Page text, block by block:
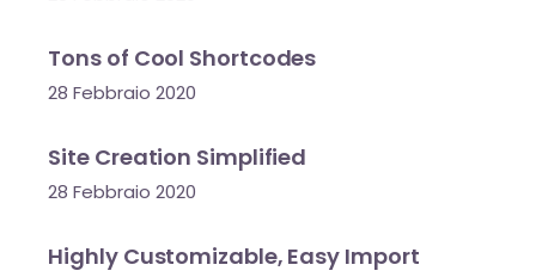
Tons of Cool Shortcodes
28 Febbraio 2020
Site Creation Simplified
28 Febbraio 2020
Highly Customizable, Easy Import